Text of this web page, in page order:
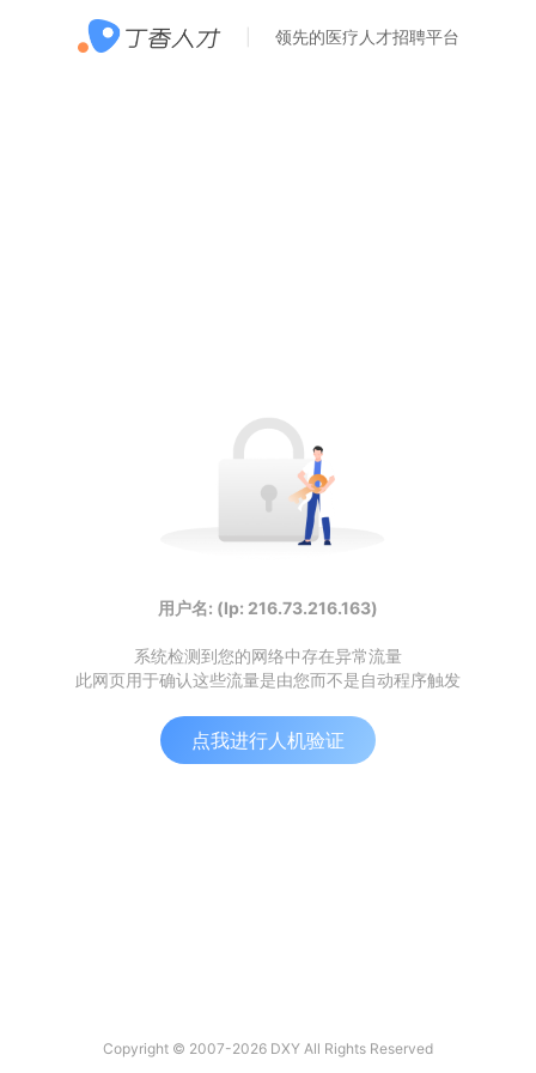
领先的医疗人才招聘平台
用户名: (Ip: 216.73.216.163)
系统检测到您的网络中存在异常流量
此网页用于确认这些流量是由您而不是自动程序触发
点我进行人机验证
Copyright © 2007-2026 DXY All Rights Reserved